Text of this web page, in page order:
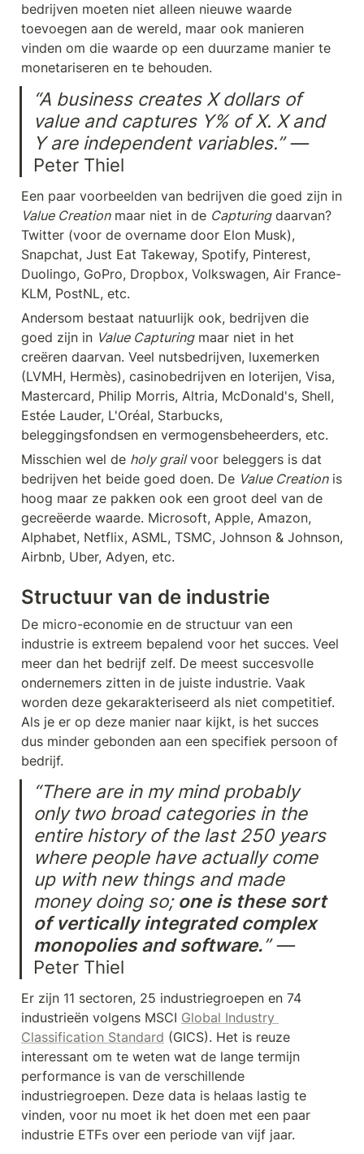
bedrijven moeten niet alleen nieuwe waarde
toevoegen aan de wereld, maar ook manieren
vinden om die waarde op een duurzame manier te
monetariseren en te behouden.
“A business creates X dollars of
value and captures Y% of X. X and
Y are independent variables.” —
Peter Thiel
Value Creation maar niet in de Capturing daarvan?
Twitter (voor de overname door Elon Musk),
Snapchat, Just Eat Takeway, Spotify, Pinterest,
Duolingo, GoPro, Dropbox, Volkswagen, Air France-
KLM, PostNL, etc.
Andersom bestaat natuurlijk ook, bedrijven die
goed zijn in Value Capturing maar niet in het
creëren daarvan. Veel nutsbedrijven, luxemerken
(LVMH, Hermès), casinobedrijven en loterijen, Visa,
Mastercard, Philip Morris, Altria, McDonald's, Shell,
Estée Lauder, L'Oréal, Starbucks,
beleggingsfondsen en vermogensbeheerders, etc.
Misschien wel de holy grail voor beleggers is dat
bedrijven het beide goed doen. De Value Creation is
hoog maar ze pakken ook een groot deel van de
gecreëerde waarde. Microsoft, Apple, Amazon,
Alphabet, Netflix, ASML, TSMC, Johnson & Johnson,
Airbnb, Uber, Adyen, etc.
Structuur van de industrie
De micro-economie en de structuur van een
industrie is extreem bepalend voor het succes. Veel
meer dan het bedrijf zelf. De meest succesvolle
ondernemers zitten in de juiste industrie. Vaak
worden deze gekarakteriseerd als niet competitief.
Als je er op deze manier naar kijkt, is het succes
dus minder gebonden aan een specifiek persoon of
bedrijf.
“There are in my mind probably
only two broad categories in the
entire history of the last 250 years
where people have actually come
up with new things and made
money doing so; one is these sort
of vertically integrated complex
monopolies and software.
” —
Peter Thiel
Er zijn 11 sectoren, 25 industriegroepen en 74
industrieën volgens MSCI Global Industry
Classification Standard (GICS). Het is reuze
interessant om te weten wat de lange termijn
performance is van de verschillende
industriegroepen. Deze data is helaas lastig te
vinden, voor nu moet ik het doen met een paar
industrie ETFs over een periode van vijf jaar.